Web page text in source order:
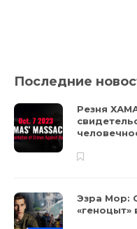
Последние
Резня
Эзра Мор:
«геноцыт»